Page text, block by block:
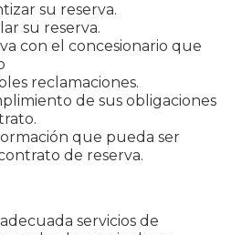
su reserva.
su reserva.
con el concesionario que
reclamaciones.
de sus obligaciones
que pueda ser
de reserva.
servicios de